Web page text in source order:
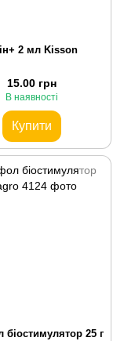
2 мл Kisson
15.00 грн
В наявності
Купити
біостимулятор 25 г